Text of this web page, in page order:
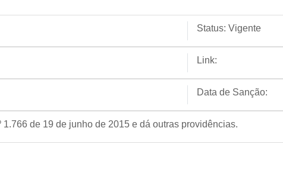
Status: Vigente
Link:
Data de Sanção:
1.766 de 19 de junho de 2015 e dá outras providências.